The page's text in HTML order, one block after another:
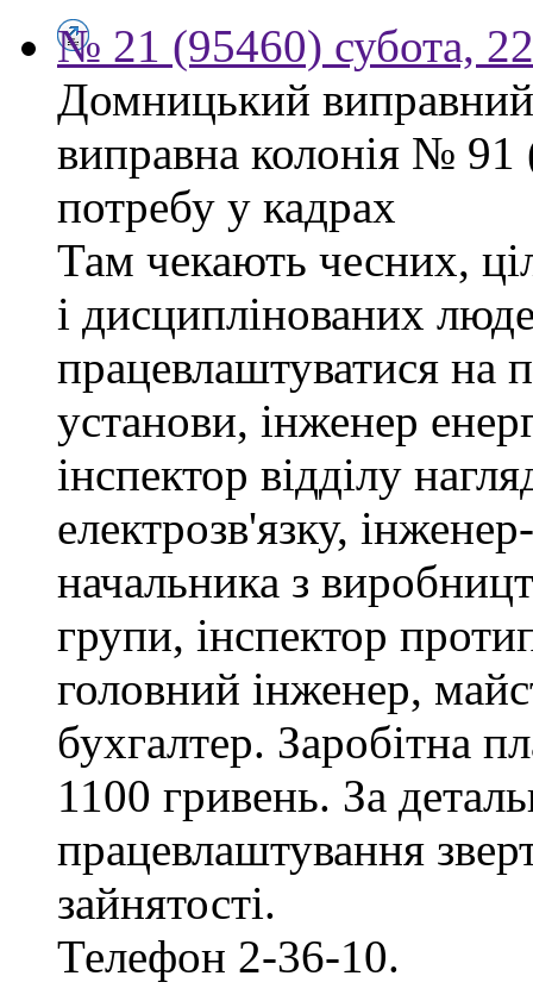
№ 21 (95460) субота,
Домницький
виправна колонія №
потребу у кадрах
Там чекають чесних,
і дисциплінованих
працевлаштуватися на
установи, інженер
інспектор відділу
електрозв'язку,
начальника з
групи, інспектор
головний інженер,
бухгалтер. Заробітна
1100 гривень. За
працевлаштування
зайнятості.
Телефон 2-36-10.